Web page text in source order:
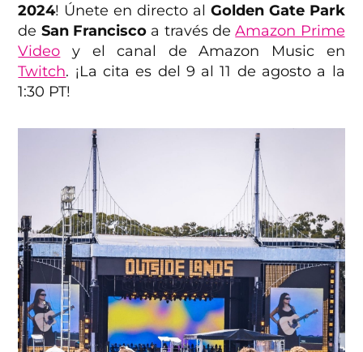
2024! Únete en directo al Golden Gate Park
de San Francisco a través deAmazon Prime
Video y el canal de Amazon Music en
Twitch. ¡La cita es del 9 al 11 de agosto a la
1:30 PT!